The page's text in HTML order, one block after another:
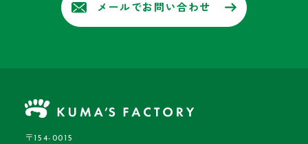
メールでお問い合わせ
〒154-0015